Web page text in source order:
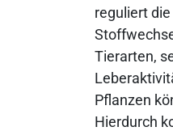
reguliert
Tierarten,
Pflanzen
Hierdurch